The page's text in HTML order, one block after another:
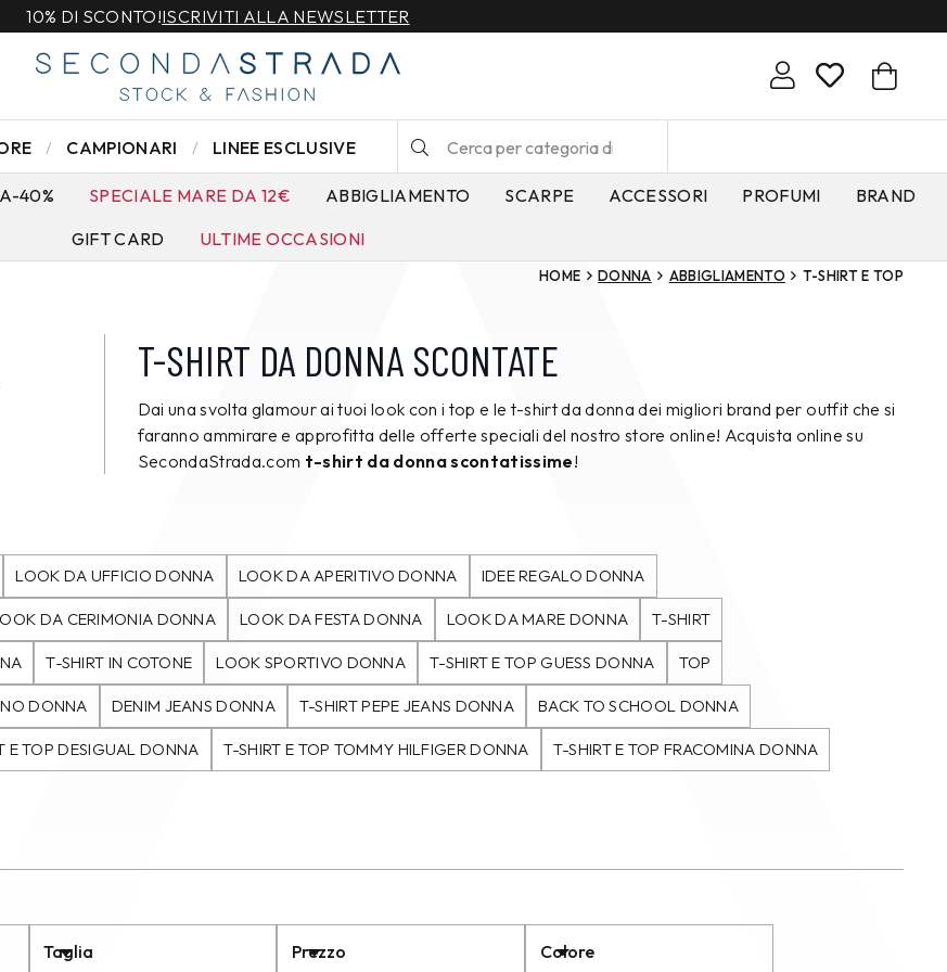
10% DI SCONTO!ISCRIVITI ALLA NEWSLETTER
40% SPECIALE MARE DA 12€ ABBIGLIAMENTO SCARPE ACCESSORI PROFUMI
BRAND
GIFT CARD
ULTIME OCCASIONI
CAMPIONARI LINEE ESCLUSIVE
HOME DONNA ABBIGLIAMENTO T-SHIRT E TOP
T-SHIRT DA DONNA SCONTATE
Dai una svolta glamour ai tuoi look con i top e le t-shirt da donna dei migliori brand per outfit che si
faranno ammirare e approfitta delle offerte speciali del nostro store online! Acquista online su
SecondaStrada.com t-shirt da donna scontatissime!
LOOK DA UFFICIO DONNA LOOK DA APERITIVO DONNA IDEE REGALO DONNA
DA CERIMONIA DONNA LOOK DA FESTA DONNA LOOK DA MARE DONNA T-SHIRT
T-SHIRT IN COTONE LOOK SPORTIVO DONNA T-SHIRT E TOP GUESS DONNA TOP
DONNA DENIM JEANS DONNA T-SHIRT PEPE JEANS DONNA BACK TO SCHOOL DONNA
E TOP DESIGUAL DONNA T-SHIRT E TOP TOMMY HILFIGER DONNA T-SHIRT E TOP FRACOMINA DONNA
Taglia Prezzo Colore